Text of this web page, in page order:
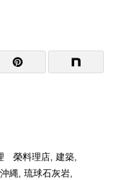
榮料理店, 建築,
沖縄, 琉球石灰岩,